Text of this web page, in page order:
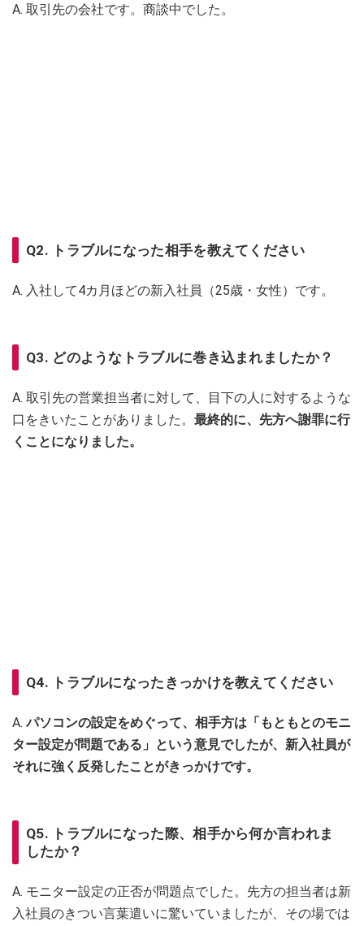
A. 取引先の会社です。商談中でした。
Q2. トラブルになった相手を教えてください
A. 入社して4カ月ほどの新入社員（25歳・女性）です。
Q3. どのようなトラブルに巻き込まれましたか？
A. 取引先の営業担当者に対して、目下の人に対するような
口をきいたことがありました。 最終的に、先方へ謝罪に行
くことになりました。
Q4. トラブルになったきっかけを教えてください
A.パソコンの設定をめぐって、相手方は「もともとのモニ
ター設定が問題である」という意見でしたが、新入社員が
それに強く反発したことがきっかけです。
Q5. トラブルになった際、相手から何か言われま
したか？
A. モニター設定の正否が問題点でした。先方の担当者は新
入社員のきつい言葉遣いに驚いていましたが、その場では